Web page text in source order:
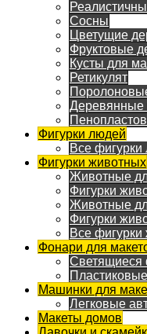
Сосны
Цветущие
Фруктовые
Кусты для
Ретикулят
Деревянные
Фигурки людей
Все
Фигурки животных
Животные
Фигурки
Животные
Фигурки
Все
Фонари для
Светящиеся
Машинки для
Легковые
Макеты домов